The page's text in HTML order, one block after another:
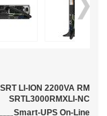
LI-ION 2200VA RM
SRTL3000RMXLI-NC
Smart-UPS On-Line